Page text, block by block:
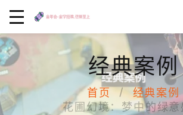
经典案例
首页
经典案例
花圃幻境：梦中的绿意